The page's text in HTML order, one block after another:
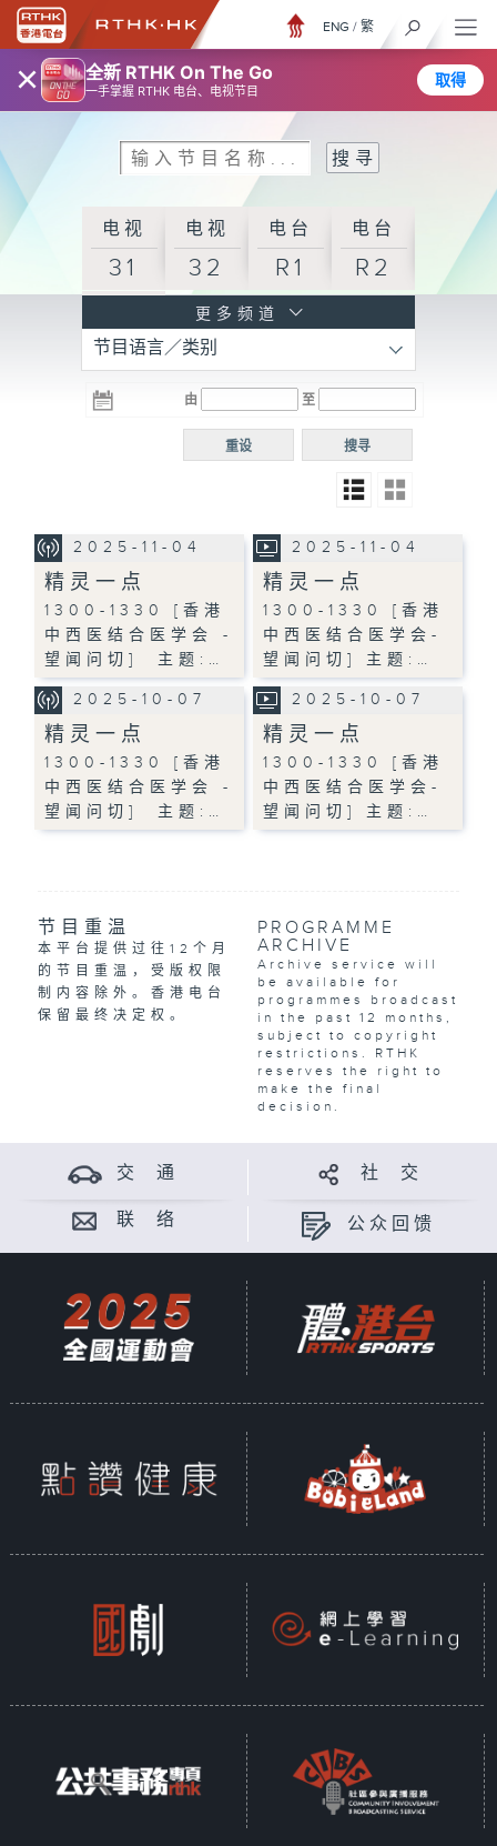
× 全新 RTHK On The Go
一手掌握 RTHK 电台、电视节目
取得
ENG / 繁
电视
31
电视
32
电台
R1
电台
R2
R3
电台 电台
R5
电台
普通
更多频道
节目语言／类别
由 至
搜寻
重设
2025-11-04
精灵一点
1300-1330 [香港
中西医结合医学会 -
望闻问切] 主题:…
2025-11-04
精灵一点
1300-1330 [香港
中西医结合医学会-
望闻问切] 主题:…
2025-10-07
精灵一点
1300-1330 [香港
中西医结合医学会 -
望闻问切] 主题:…
2025-10-07
精灵一点
1300-1330 [香港
中西医结合医学会-
望闻问切] 主题:…
节目重温
本平台提供过往12个月
的节目重温，受版权限
制内容除外。香港电台
保留最终决定权。
PROGRAMME
ARCHIVE
Archive service will
be available for
programmes broadcast
in the past 12 months,
subject to copyright
restrictions. RTHK
reserves the right to
make the final
decision.
交 通 社 交
联 络 公众回馈